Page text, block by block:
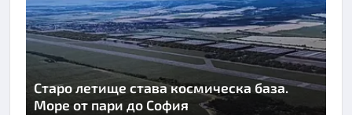
Старо летище става космическа база.
Море от пари до София